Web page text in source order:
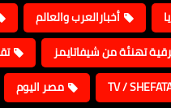
أخبارالعرب والعالم
تهنئة من شيفاتايمز
مصر اليوم